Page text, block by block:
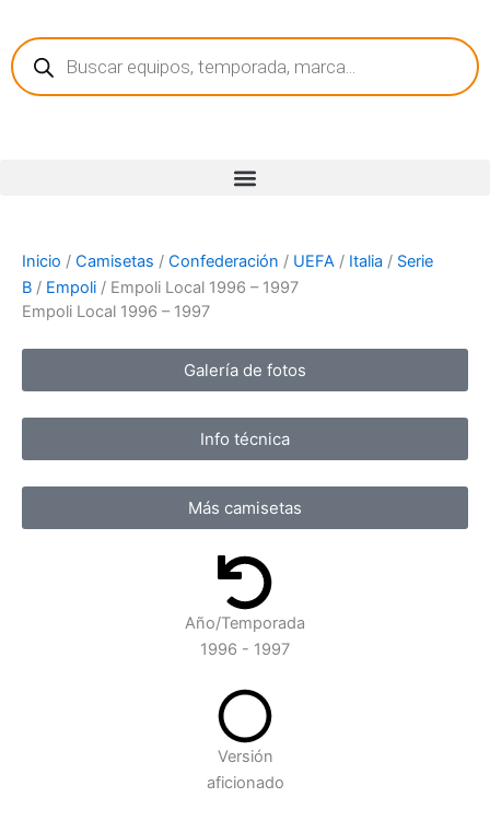
contenido
Búsqueda
de
productos
Inicio / Camisetas / Confederación / UEFA / Italia / Serie
B / Empoli / Empoli Local 1996 – 1997
Empoli Local 1996 – 1997
Galería de fotos
Info técnica
Más camisetas
Año/Temporada
1996 - 1997
Versión
aficionado